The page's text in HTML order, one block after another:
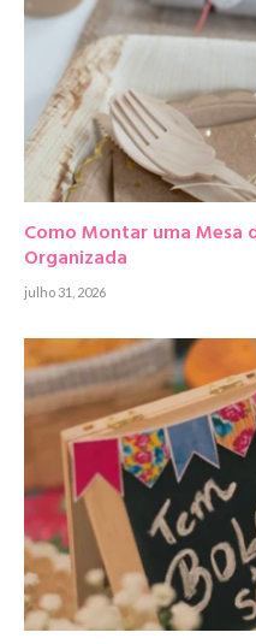
Como Montar uma Mesa
Organizada
julho 31, 2026